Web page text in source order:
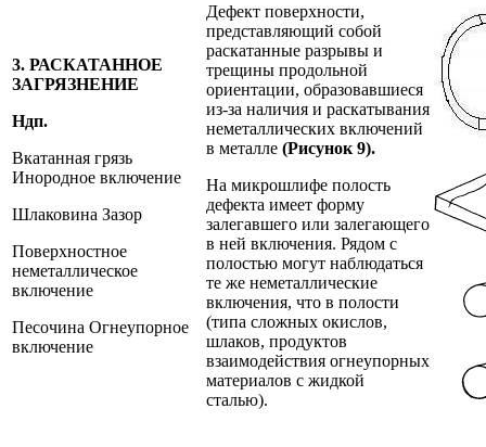
3. РАСКАТАННОЕ
ЗАГРЯЗНЕНИЕ
Ндп.
Вкатанная грязь
Инородное включение
Шлаковина Зазор
Поверхностное
неметаллическое
включение
Песочина Огнеупорное
включение
Дефект поверхности,
представляющий собой
раскатанные разрывы и
трещины продольной
ориентации, образовавшиеся
из-за наличия и раскатывания
неметаллических включений
в металле (Рисунок 9).
На микрошлифе полость
дефекта имеет форму
залегавшего или залегающего
в ней включения. Рядом с
полостью могут наблюдаться
те же неметаллические
включения, что в полости
(типа сложных окислов,
шлаков, продуктов
взаимодействия огнеупорных
материалов с жидкой
сталью).